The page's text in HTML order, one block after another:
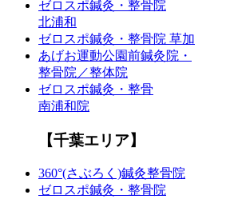
ゼロスポ鍼灸・整骨院
北浦和
ゼロスポ鍼灸・整骨院 草加
あげお運動公園前鍼灸院・
整骨院／整体院
ゼロスポ鍼灸・整骨
南浦和院
【千葉エリア】
360°(さぶろく)鍼灸整骨院
ゼロスポ鍼灸・整骨院